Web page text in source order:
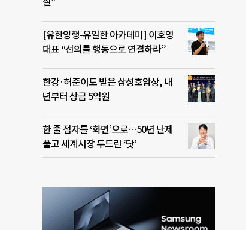
[유한양행-유일한 아카데미] 이호영
대표 “선의를 행동으로 연결하라”
한강·허준이도 받은 삼성호암상, 내
년부터 상금 5억원
한 줄 점자를 ‘화면’으로…50년 난제
풀고 세계시장 두드린 ‘닷’